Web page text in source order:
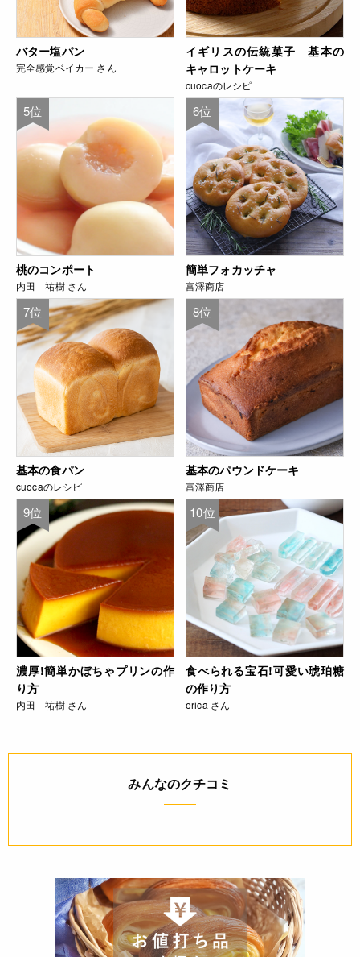
バター塩パン
完全感覚ベイカー さん
イギリスの伝統菓子 基本の
キャロットケーキ
cuocaのレシピ
5位
桃のコンポート
内田 祐樹 さん
6位
簡単フォカッチャ
富澤商店
7位
基本の食パン
cuocaのレシピ
8位
基本のパウンドケーキ
富澤商店
9位
濃厚!簡単かぼちゃプリンの作
り方
内田 祐樹 さん
10位
食べられる宝石!可愛い琥珀糖
の作り方
erica さん
みんなのクチコミ